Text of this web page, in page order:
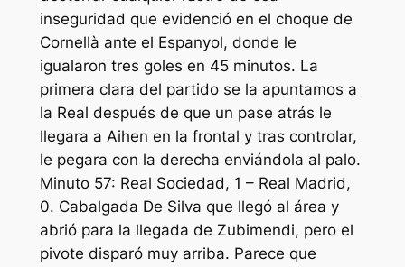
inseguridad que evidenció en el choque de
Cornellà ante el Espanyol, donde le
igualaron tres goles en 45 minutos. La
primera clara del partido se la apuntamos a
la Real después de que un pase atrás le
llegara a Aihen en la frontal y tras controlar,
le pegara con la derecha enviándola al palo.
Minuto 57: Real Sociedad, 1 – Real Madrid,
0. Cabalgada De Silva que llegó al área y
abrió para la llegada de Zubimendi, pero el
pivote disparó muy arriba. Parece que